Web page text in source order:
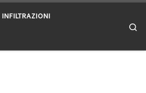
INFILTRAZIONI